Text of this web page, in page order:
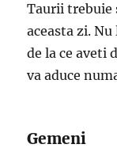
Taurii trebuie
aceasta zi.
de la ce aveti
va aduce
Gemeni